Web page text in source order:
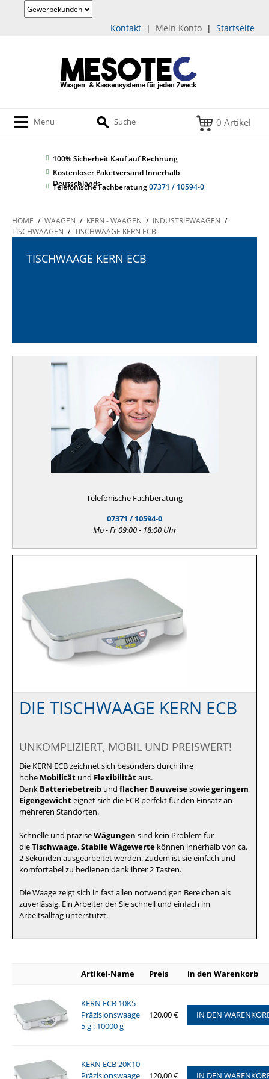
Startseite
|
Mein Konto
|
Kontakt
Menu Suche 0 Artikel
100% Sicherheit Kauf auf Rechnung
Kostenloser Paketversand Innerhalb
Deutschlands
Telefonische Fachberatung07371 / 10594-0
HOME / WAAGEN / KERN - WAAGEN / INDUSTRIEWAAGEN /
TISCHWAAGEN / TISCHWAAGE KERN ECB
TISCHWAAGE KERN ECB
Telefonische Fachberatung
07371 / 10594-0
Mo - Fr 09:00 - 18:00 Uhr
DIE TISCHWAAGE KERN ECB
UNKOMPLIZIERT, MOBIL UND PREISWERT!
Die KERN ECB zeichnet sich besonders durch ihre
hohe Mobilität und Flexibilitätaus.
Dank Batteriebetreib und flacher Bauweisesowiegeringem
Eigengewichteignet sich die ECB perfekt für den Einsatz an
mehreren Standorten.
Schnelle und präziseWägungen sind kein Problem für
dieTischwaage.Stabile Wägewerte können innerhalb von ca.
2 Sekunden ausgearbeitet werden. Zudem ist sie einfach und
komfortabel zu bedienen dank ihrer 2 Tasten.
Die Waage zeigt sich in fast allen notwendigen Bereichen als
zuverlässig. Ein Arbeiter der Sie schnell und einfach im
Arbeitsalltag unterstützt.
Artikel-Name Preis in den Warenkorb
KERN ECB 10K5
Präzisionswaage
5 g : 10000 g
120,00 € IN DEN
KERN ECB 20K10
Präzisionswaage
120,00 € IN DEN